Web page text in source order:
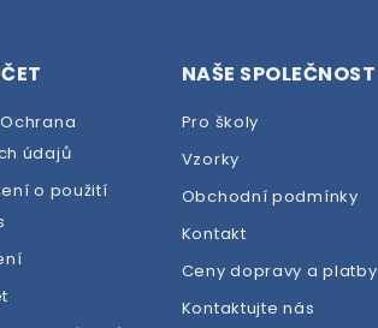
Ochrana
údajů
o použití
NAŠE SPOLEČNOST
Pro školy
Vzorky
Obchodní podmínky
Kontakt
Ceny dopravy a platby
Kontaktujte nás